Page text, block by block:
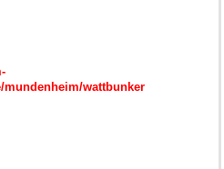
mundenheim/wattbunker